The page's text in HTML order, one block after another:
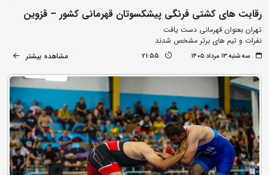
رقابت های کشتی فرنگی پیشکسوتان قهرمانی کشور – قزوین
تهران بعنوان قهرمانی دست یافت
نفرات و تیم های برتر مشخص شدند
سه شنبه ۱۳ مرداد ۱۴۰۵ 21:55 مشاهده بیشتر